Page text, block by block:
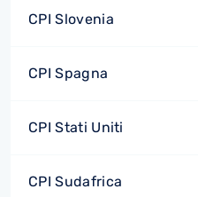
CPI Slovenia
CPI Spagna
CPI Stati Uniti
CPI Sudafrica